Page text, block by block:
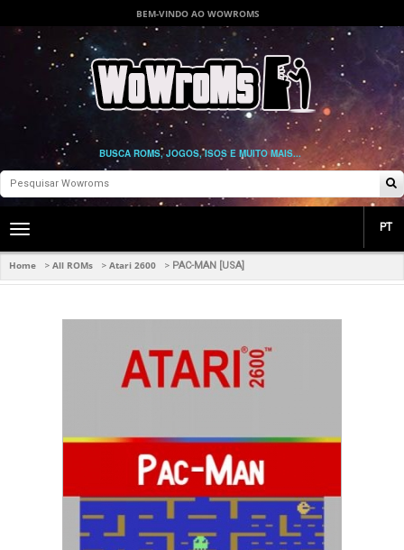
BEM-VINDO AO WOWROMS
BUSCA ROMS, JOGOS, ISOS E MUITO MAIS...
Toggle
navigation
PT
Home > All ROMs > Atari 2600 > PAC-MAN [USA]